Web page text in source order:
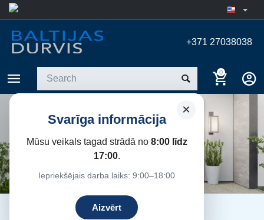
+371 27038038
0
×
Svarīga informācija
Mūsu veikals tagad strādā no 8:00 līdz
17:00.
Iepriekšējais darba laiks: 9:00–18:00
Aizvērt